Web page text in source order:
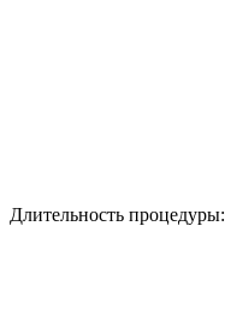
Длительность процедуры: